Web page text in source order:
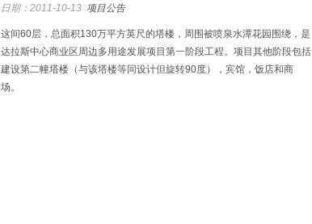
日期：2011-10-13 项目公告
这间60层，总面积130万平方英尺的塔楼，周围被喷泉水潭花园围绕，是
达拉斯中心商业区周边多用途发展项目第一阶段工程。项目其他阶段包括
建设第二幢塔楼（与该塔楼等同设计但旋转90度），宾馆，饭店和商
场。